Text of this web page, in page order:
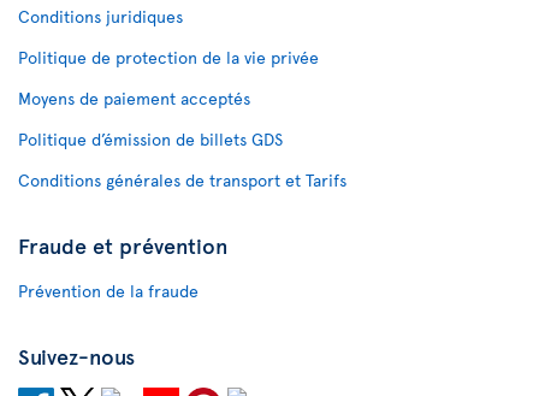
Conditions juridiques
Politique de protection de la vie privée
Moyens de paiement acceptés
Politique d’émission de billets GDS
Conditions générales de transport et Tarifs
Fraude et prévention
Prévention de la fraude
Suivez-nous